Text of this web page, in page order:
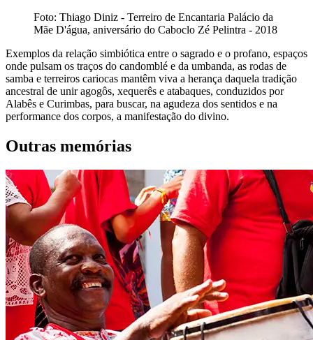
Foto: Thiago Diniz - Terreiro de Encantaria Palácio da
Mãe D'água, aniversário do Caboclo Zé Pelintra - 2018
Exemplos da relação simbiótica entre o sagrado e o profano, espaços
onde pulsam os traços do candomblé e da umbanda, as rodas de
samba e terreiros cariocas mantêm viva a herança daquela tradição
ancestral de unir agogôs, xequerês e atabaques, conduzidos por
Alabês e Curimbas, para buscar, na agudeza dos sentidos e na
performance dos corpos, a manifestação do divino.
Outras memórias